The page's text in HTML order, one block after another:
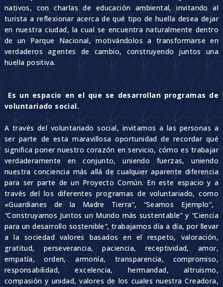
nativos, con charlas de educación ambiental, invitando al
turista a reflexionar acerca de qué tipo de huella desea dejar
en nuestra ciudad, la cual se encuentra naturalmente dentro
de un Parque Nacional, motivándolos a transformarse en
verdaderos agentes de cambio, construyendo juntos una
huella positiva.
Es un espacio en el que se desarrollan programas de
voluntariado social.
A través del voluntariado social, invitamos a las personas a
ser parte de esta maravillosa oportunidad de recordar qué
significa poner nuestro corazón en servicio, cómo es trabajar
verdaderamente en conjunto, uniendo fuerzas, uniendo
nuestra conciencia más allá de cualquier aparente diferencia
para ser parte de un Proyecto Común. En este espacio y a
través del los diferentes programas de voluntariado, como
«Guardianes de la Madre Tierra“, “Seamos Ejemplo“,
“Construyamos Juntos un Mundo más sustentable“y “Ciencia
para un desarrollo sostenible“, trabajamos día a día, por llevar
a la sociedad valores basados en el respeto, valoración,
gratitud, perseverancia, paciencia, receptividad, amor,
empatía, orden, armonía, transparencia, compromiso,
responsabilidad, excelencia, hermandad, altruismo,
compasión y unidad, valores de los cuales nuestra Creadora,